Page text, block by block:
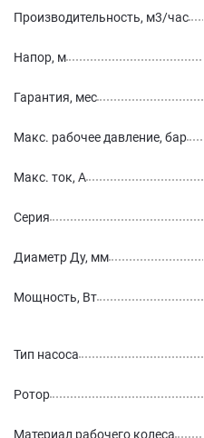
Производительность, м3/час
Напор, м
Гарантия, мес
Макс. рабочее давление, бар
Макс. ток, А
Серия
Диаметр Ду, мм
Мощность, Вт
Тип насоса
Ротор
Материал рабочего колеса